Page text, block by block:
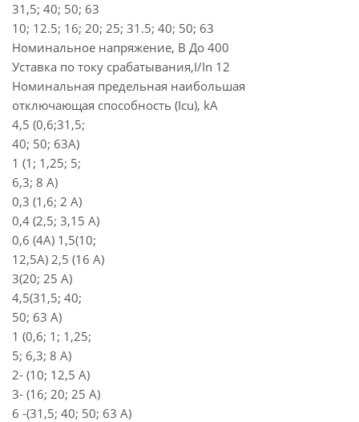
31,5; 40; 50; 63
10; 12.5; 16; 20; 25; 31.5; 40; 50; 63
Номинальное напряжение, В До 400
Уставка по току срабатывания,I/In 12
Номинальная предельная наибольшая
отключающая способность (Icu), kA
4,5 (0,6;31,5;
40; 50; 63А)
1 (1; 1,25; 5;
6,3; 8 А)
0,3 (1,6; 2 А)
0,4 (2,5; 3,15 А)
0,6 (4А) 1,5(10;
12,5А) 2,5 (16 А)
3(20; 25 А)
4,5(31,5; 40;
50; 63 А)
1 (0,6; 1; 1,25;
5; 6,3; 8 А)
2- (10; 12,5 А)
3- (16; 20; 25 А)
6 -(31,5; 40; 50; 63 А)